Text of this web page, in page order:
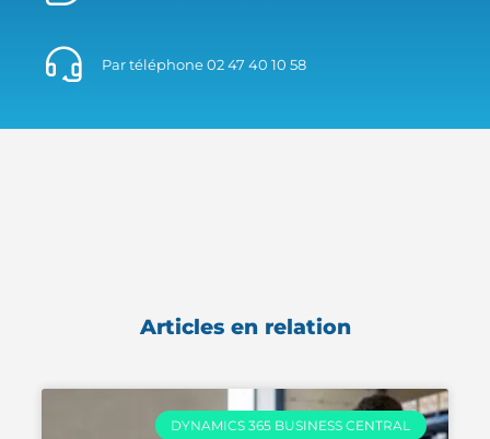
Par téléphone 02 47 40 10 58
Articles en relation
DYNAMICS 365 BUSINESS CENTRAL